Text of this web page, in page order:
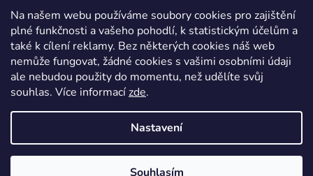
Na našem webu používáme soubory cookies pro zajištění
plné funkčnosti a vašeho pohodlí, k statistickým účelům a
také k cílení reklamy. Bez některých cookies náš web
nemůže fungovat, žádné cookies s vašimi osobními údaji
ale nebudou použity do momentu, než udělíte svůj
souhlas. Více informacízde.
Nastavení
Souhlasím
Partnerská prodejna Barefoot Plzeň
Vytvořil Shoptet